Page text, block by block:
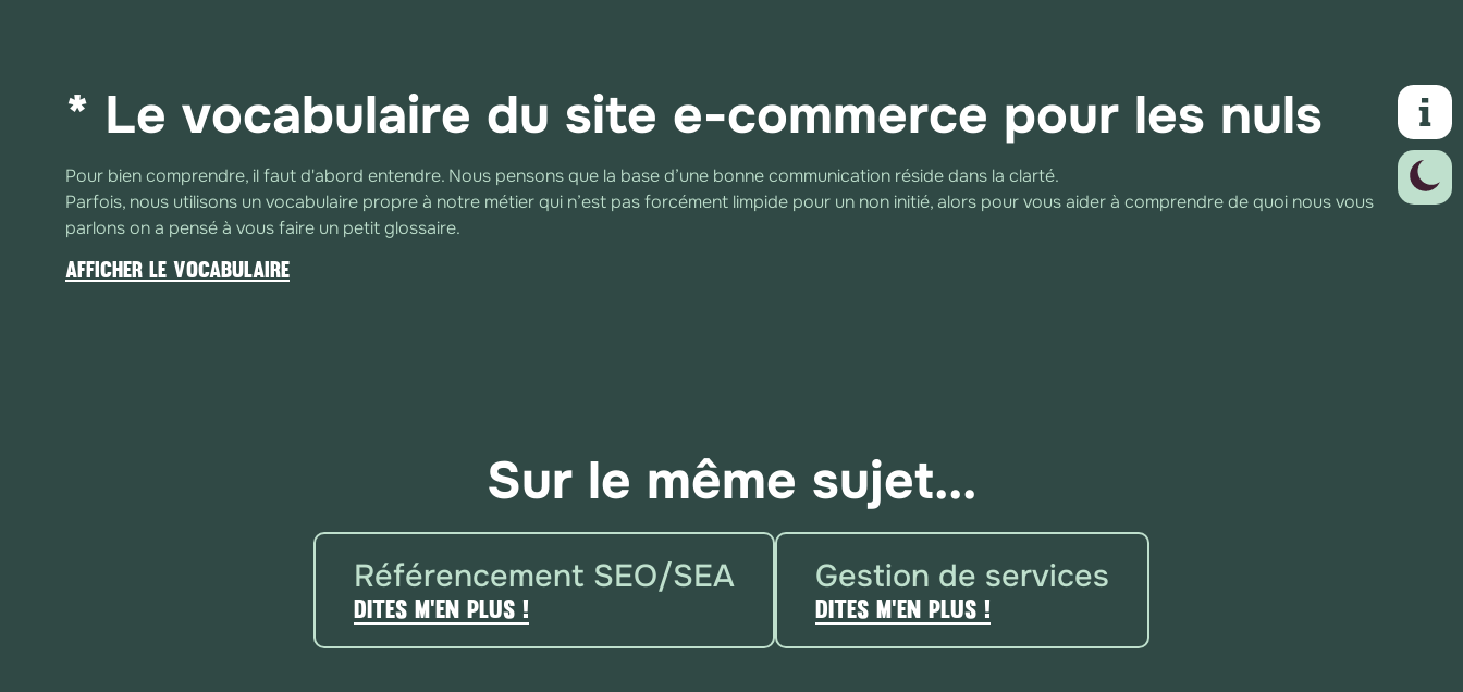
* Le vocabulaire du site e-commerce pour les nuls
Pour bien comprendre, il faut d'abord entendre. Nous pensons que la base d’une bonne communication réside dans la clarté.
Parfois, nous utilisons un vocabulaire propre à notre métier qui n’est pas forcément limpide pour un non initié, alors pour vous aider à comprendre de quoi nous vous
parlons on a pensé à vous faire un petit glossaire.
Afficher le vocabulaire
modifier ou supprimer des pages, articles, images, et gérer des paramètres sans
avoir besoin de compétences en programmation. C'est la partie du site qui contrôle
Le cache navigateur est une mémoire temporaire utilisée par les navigateurs web
pour stocker des copies locales de ressources comme les images ou les fichiers
image cohérente et reconnaissable. L'identité visuelle véhicule les valeurs et l'image
de la marque. Cette identité visuelle est souvent traduite et expliquée à travers un
document qui en régit les règles d'utilisation : la charte graphique.
Nom de domaine
Un nom de domaine est une adresse unique sur Internet qui permet d'identifier un
site web. Il est composé de plusieurs parties, dont le nom propre (par exemple
Sur le même sujet...
Référencement SEO/SEA
Dites m'en plus !
Gestion de services
Dites m'en plus !